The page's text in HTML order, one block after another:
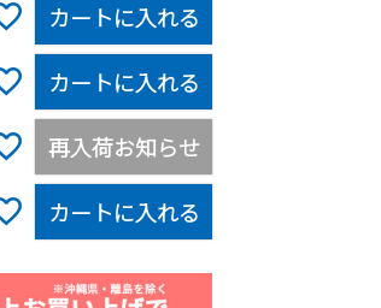
カートに入れる
カートに入れる
再入荷お知らせ
カートに入れる